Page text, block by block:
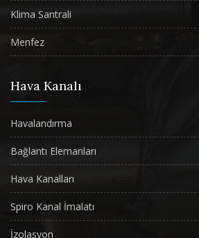
Klima Santrali
Menfez
Hava Kanalı
Havalandırma
Bağlantı Elemanları
Hava Kanalları
Spiro Kanal İmalatı
İzolasyon